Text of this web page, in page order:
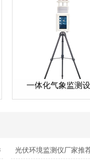
一体化气象监测
光伏环境监测仪厂家推